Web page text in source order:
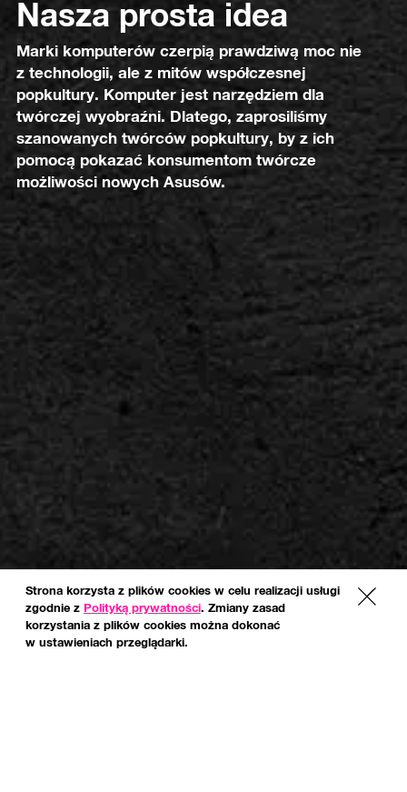
Nasza prosta idea
Marki komputerów czerpią prawdziwą moc nie
z technologii, ale z mitów współczesnej
popkultury. Komputer jest narzędziem dla
twórczej wyobraźni. Dlatego, zaprosiliśmy
szanowanych twórców popkultury, by z ich
pomocą pokazać konsumentom twórcze
możliwości nowych Asusów.
Strona korzysta z plików cookies w celu realizacji usługi
zgodnie z Polityką prywatności. Zmiany zasad
korzystania z plików cookies można dokonać
w ustawieniach przeglądarki.
x